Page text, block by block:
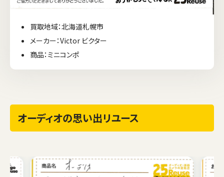
買取地域：北海道札幌市
メーカー：Victor ビクター
商品：ミニコンポ
オーディオの思い出リユース